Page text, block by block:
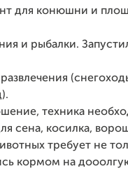
для конюшни и
и рыбалки.
техника
сена, косилка,
требует не
кормом на